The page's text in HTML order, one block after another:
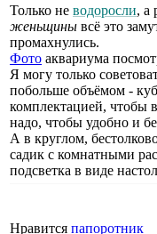
Только не водоросли, а
женьщины всё это
промахнулись.
Фото аквариума
Я могу только
побольше объёмом -
комплектацией, чтобы
надо, чтобы удобно и
А в круглом,
садик с комнатными
подсветка в виде
Нравится папоротник